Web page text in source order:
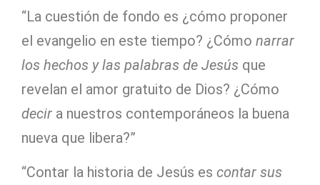
“La cuestión de fondo es ¿cómo proponer
el evangelio en este tiempo? ¿Cómo narrar
los hechos y las palabras de Jesús que
revelan el amor gratuito de Dios? ¿Cómo
decir a nuestros contemporáneos la buena
nueva que libera?”
“Contar la historia de Jesús es contar sus